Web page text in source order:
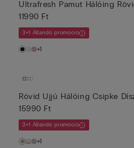
Ultrafresh Pamut Hálóing
11990 Ft
3+1 Állandó promóció
+1
Rövid Ujjú Hálóing Csipke
15990 Ft
3+1 Állandó promóció
+1